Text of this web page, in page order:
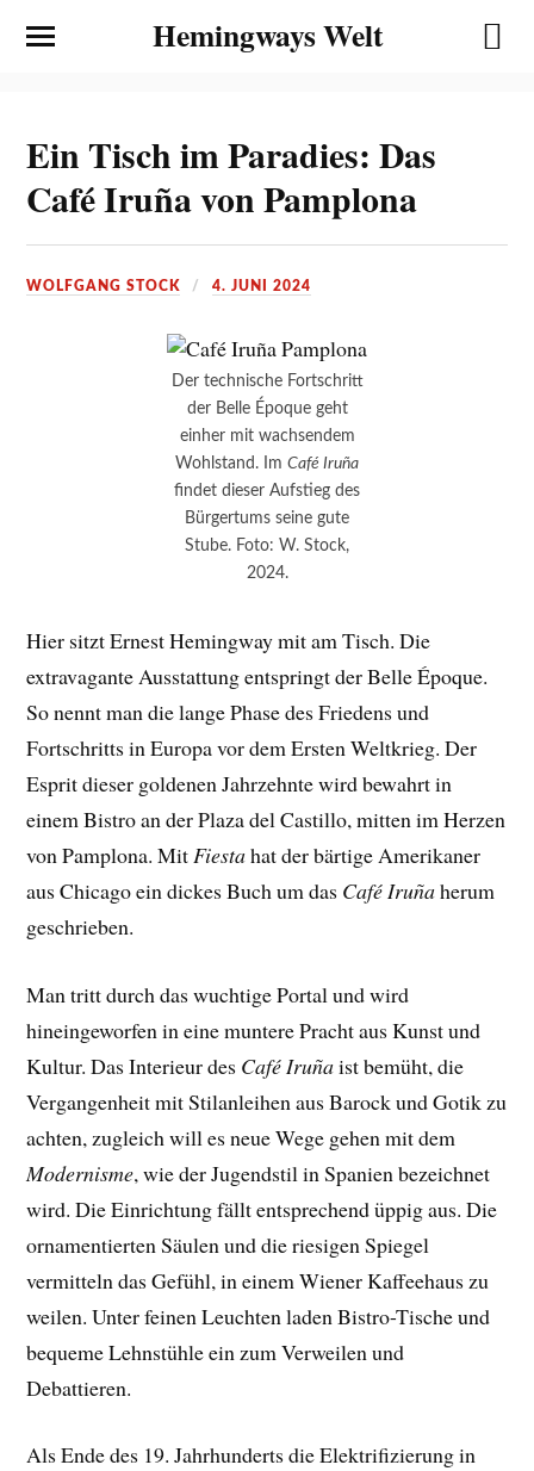
Hemingways Welt
Ein Tisch im Paradies: Das
Café Iruña von Pamplona
WOLFGANG STOCK 4. JUNI 2024
Der technische Fortschritt
der Belle Époque geht
einher mit wachsendem
Wohlstand. Im Café Iruña
findet dieser Aufstieg des
Bürgertums seine gute
Stube. Foto: W. Stock,
2024.
Hier sitzt Ernest Hemingway mit am Tisch. Die
extravagante Ausstattung entspringt der Belle Époque.
So nennt man die lange Phase des Friedens und
Fortschritts in Europa vor dem Ersten Weltkrieg. Der
Esprit dieser goldenen Jahrzehnte wird bewahrt in
einem Bistro an der Plaza del Castillo, mitten im Herzen
von Pamplona. MitFiestahat der bärtige Amerikaner
aus Chicago ein dickes Buch um das Café Iruñaherum
geschrieben.
Man tritt durch das wuchtige Portal und wird
hineingeworfen in eine muntere Pracht aus Kunst und
Kultur. Das Interieur des Café Iruñaist bemüht, die
Vergangenheit mit Stilanleihen aus Barock und Gotik zu
achten, zugleich will es neue Wege gehen mit dem
Modernisme, wie der Jugendstil in Spanien bezeichnet
wird. Die Einrichtung fällt entsprechend üppig aus. Die
ornamentierten Säulen und die riesigen Spiegel
vermitteln das Gefühl, in einem Wiener Kaffeehaus zu
weilen. Unter feinen Leuchten laden Bistro-Tische und
bequeme Lehnstühle ein zum Verweilen und
Debattieren.
Als Ende des 19. Jahrhunderts die Elektrifizierung in